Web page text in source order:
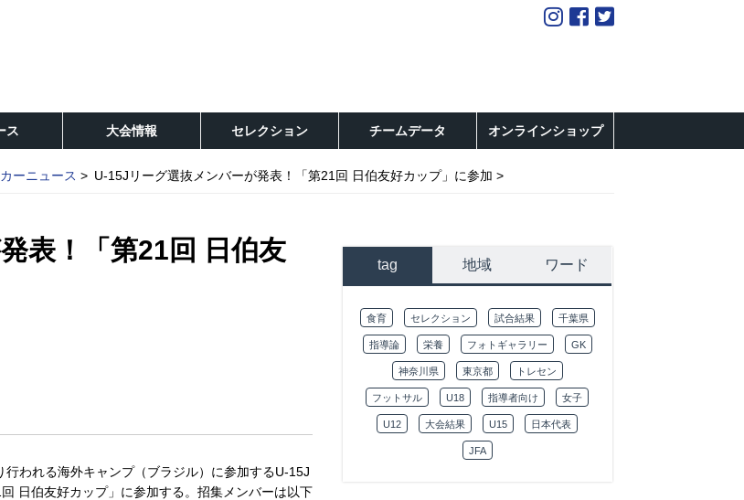
ス 大会情報 セレクション チームデータ オンラインショップ
ーニュース U-15Jリーグ選抜メンバーが発表！「第21回 日伯友好カップ」に参加
表！「第21回 日伯友
われる海外キャンプ（ブラジル）に参加するU-15J
日伯友好カップ」に参加する。招集メンバーは以下
tag 地域 ワード
食育 セレクション 試合結果 千葉県
指導論 栄養 フォトギャラリー GK
神奈川県 東京都 トレセン
フットサル U18 指導者向け 女子
U12 大会結果 U15 日本代表
JFA